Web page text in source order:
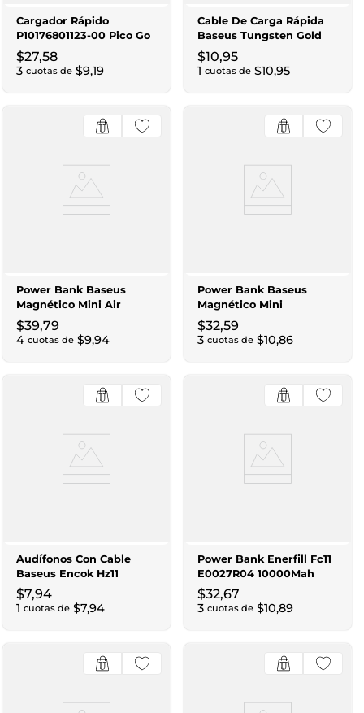
Cargador Rápido
P10176801123-00 Pico Go
Gan 1C 45W Us Negro
$27,58
3 cuotas de $9,19
Cable De Carga Rápida
Baseus Tungsten Gold
Catwj-01 Type-C A Type-
C 100W 1M Negro
$10,95
1 cuotas de $10,95
Power Bank Baseus
Magnético Mini Air
P10059002113-00
6000Mah 20W Negro
$39,79
4 cuotas de $9,94
Power Bank Baseus
Magnético Mini
P10022107113-00
5000Mah 20W Negro
$32,59
3 cuotas de $10,86
Audífonos Con Cable
Baseus Encok Hz11
A00164200113-Z1 Negro
$7,94
1 cuotas de $7,94
Power Bank Enerfill Fc11
E0027R04 10000Mah
22.5W Con Pantalla
Digital Negro
$32,67
3 cuotas de $10,89